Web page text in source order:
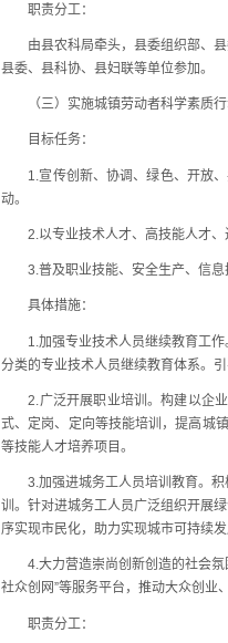
职责分工：
由县农科局牵头，县委组织部、县
县委、县科协、县妇联等单位参加。
（三）实施城镇劳动者科学素质
目标任务：
1.宣传创新、协调、绿色、开放、
动。
2.以专业技术人才、高技能人才、
3.普及职业技能、安全生产、信息
具体措施：
1.加强专业技术人员继续教育工作
分类的专业技术人员继续教育体系。
2.广泛开展职业培训。构建以企业
式、定岗、定向等技能培训，提高城
等技能人才培养项目。
3.加强进城务工人员培训教育。积
训。针对进城务工人员广泛组织开展
序实现市民化，助力实现城市可持续发
4.大力营造崇尚创新创造的社会氛围
社众创网”等服务平台，推动大众创业
职责分工：